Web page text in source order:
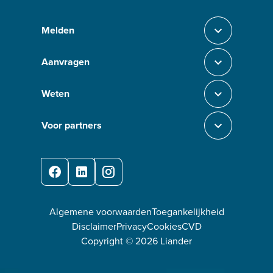
Melden Sluit section-0
Aanvragen Sluit section-1
Weten Sluit section-2
Voor partners Sluit section-3
FacebookLinkedInInstagram
Algemene voorwaardenToegankelijkheid
DisclaimerPrivacyCookiesCVD
Copyright ©2026 Liander